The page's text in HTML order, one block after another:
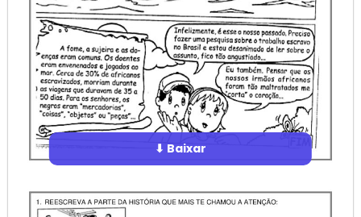
⬇ Baixar